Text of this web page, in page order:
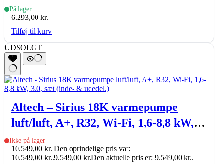
(inde- & udedel.), hvid
På lager
6.293,00 kr.
Tilføj til kurv
UDSOLGT
Altech – Sirius 18K varmepumpe
luft/luft, A+, R32, Wi-Fi, 1,6-8,8 kW,
3.0, sæt (inde- & udedel.)
Ikke på lager
10.549,00kr. Den oprindelige pris var:
10.549,00 kr..9.549,00 kr.Den aktuelle pris er: 9.549,00 kr..